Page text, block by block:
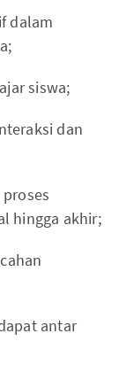
dalam
siswa;
dan
hingga akhir;
antar